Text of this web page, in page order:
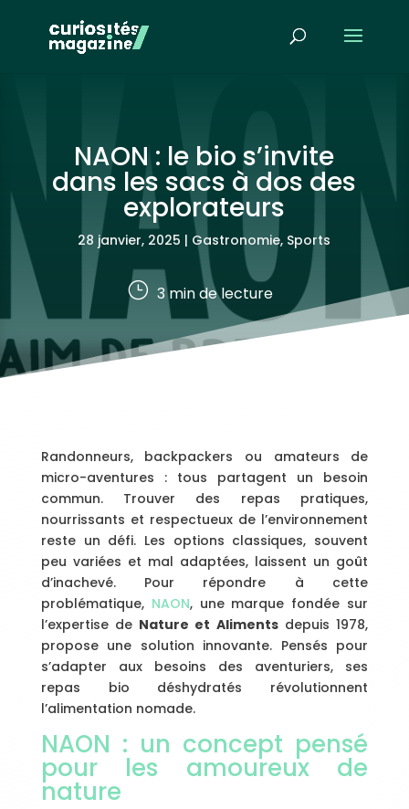
NAON : le bio s’invite
dans les sacs à dos des
explorateurs
28 janvier, 2025 | Gastronomie, Sports
} 3min de lecture
Randonneurs, backpackers ou amateurs de
micro-aventures : tous partagent un besoin
commun. Trouver des repas pratiques,
nourrissants et respectueux de l’environnement
reste un défi. Les options classiques, souvent
peu variées et mal adaptées, laissent un goût
d’inachevé. Pour répondre à cette
problématique, NAON, une marque fondée sur
l’expertise de Nature et Alimentsdepuis 1978,
propose une solution innovante. Pensés pour
s’adapter aux besoins des aventuriers, ses
repas bio déshydratés révolutionnent
l’alimentation nomade.
NAON : un concept pensé
pour les amoureux de
nature